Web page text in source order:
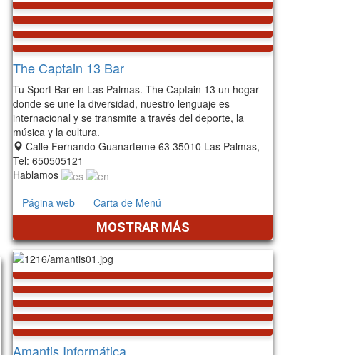
The Captain 13 Bar
Tu Sport Bar en Las Palmas. The Captain 13 un hogar
donde se une la diversidad, nuestro lenguaje es
internacional y se transmite a través del deporte, la
música y la cultura.
Calle Fernando Guanarteme 63 35010 Las Palmas,
Tel: 650505121
Hablamos
Página web
Carta de Menú
MOSTRAR MÁS
Amantis Informática